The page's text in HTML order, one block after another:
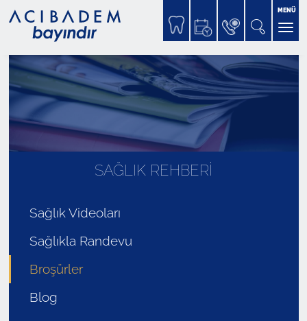
MENÜ
SAĞLIK REHBERİ
Sağlık Videoları
Sağlıkla Randevu
Broşürler
Blog